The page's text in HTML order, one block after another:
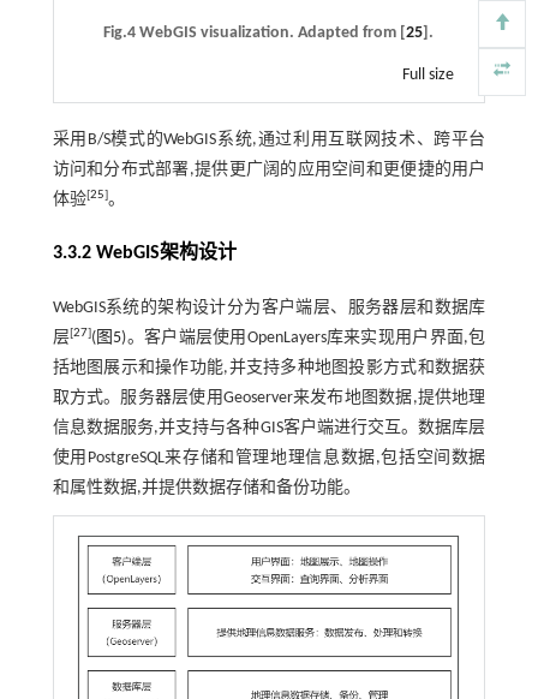
Fig.4 WebGIS visualization. Adapted from [25].
Full size
采用B/S模式的WebGIS系统,通过利用互联网技术、跨平台
访问和分布式部署,提供更广阔的应用空间和更便捷的用户
体验[25]。
3.3.2 WebGIS架构设计
WebGIS系统的架构设计分为客户端层、服务器层和数据库
层[27]( 图5)。客户端层使用OpenLayers库来实现用户界面,包
括地图展示和操作功能,并支持多种地图投影方式和数据获
取方式。服务器层使用Geoserver来发布地图数据,提供地理
信息数据服务,并支持与各种GIS客户端进行交互。数据库层
使用PostgreSQL来存储和管理地理信息数据,包括空间数据
和属性数据,并提供数据存储和备份功能。